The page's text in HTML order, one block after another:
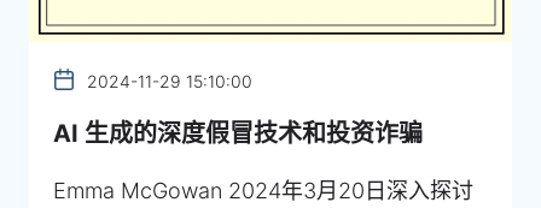
2024-11-29 15:10:00
AI 生成的深度假冒技术和投资诈骗
Emma McGowan 2024年3月20日深入探讨